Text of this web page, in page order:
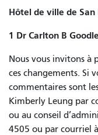
Hôtel de ville de San
1 Dr Carlton B
Nous vous invitons à
ces changements. Si
commentaires sont
Kimberly Leung par
ou au conseil
4505 ou par courriel